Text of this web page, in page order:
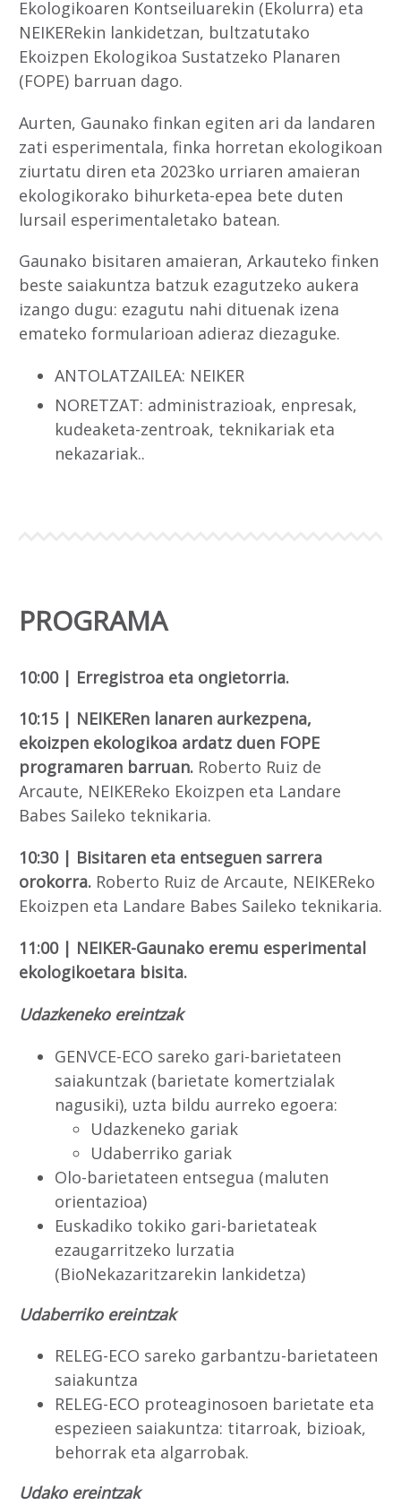
Ekologikoaren Kontseiluarekin (Ekolurra) eta
NEIKERekin lankidetzan, bultzatutako
Ekoizpen Ekologikoa Sustatzeko Planaren
(FOPE) barruan dago.
Aurten, Gaunako finkan egiten ari da landaren
zati esperimentala, finka horretan ekologikoan
ziurtatu diren eta 2023ko urriaren amaieran
ekologikorako bihurketa-epea bete duten
lursail esperimentaletako batean.
Gaunako bisitaren amaieran, Arkauteko finken
beste saiakuntza batzuk ezagutzeko aukera
izango dugu: ezagutu nahi dituenak izena
emateko formularioan adieraz diezaguke.
ANTOLATZAILEA: NEIKER
NORETZAT: administrazioak, enpresak,
kudeaketa-zentroak, teknikariak eta
nekazariak..
PROGRAMA
10:00 | Erregistroa eta ongietorria.
10:15 | NEIKERen lanaren aurkezpena,
ekoizpen ekologikoa ardatz duen FOPE
programaren barruan. Roberto Ruiz de
Arcaute, NEIKEReko Ekoizpen eta Landare
Babes Saileko teknikaria.
10:30 | Bisitaren eta entseguen sarrera
orokorra. Roberto Ruiz de Arcaute, NEIKEReko
Ekoizpen eta Landare Babes Saileko teknikaria.
11:00 | NEIKER-Gaunako eremu esperimental
ekologikoetara bisita.
Udazkeneko ereintzak
GENVCE-ECO sareko gari-barietateen
saiakuntzak (barietate komertzialak
nagusiki), uzta bildu aurreko egoera:
Udazkeneko gariak
Udaberriko gariak
Olo-barietateen entsegua (maluten
orientazioa)
Euskadiko tokiko gari-barietateak
ezaugarritzeko lurzatia
(BioNekazaritzarekin lankidetza)
Udaberriko ereintzak
RELEG-ECO sareko garbantzu-barietateen
saiakuntza
RELEG-ECO proteaginosoen barietate eta
espezieen saiakuntza: titarroak, bizioak,
behorrak eta algarrobak.
Udako ereintzak